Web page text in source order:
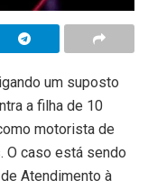
um suposto
a filha de 10
motorista de
O caso está sendo
Atendimento à